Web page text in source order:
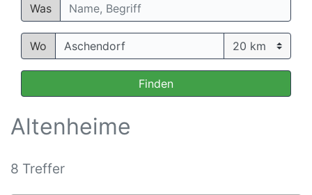
Was
Wo
Finden
Altenheime
8 Treffer